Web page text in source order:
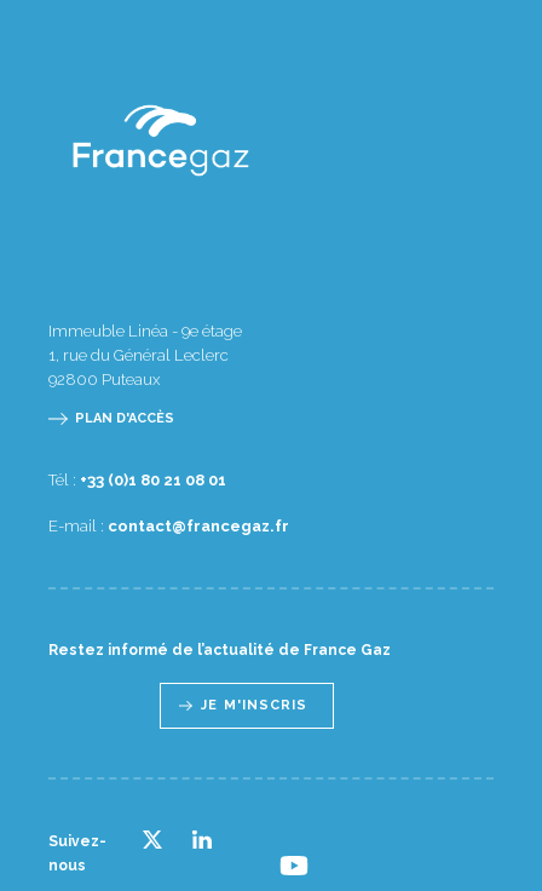
Immeuble Linéa - 9e étage
1, rue du Général Leclerc
92800 Puteaux
PLAN D'ACCÈS
Tél : 10 80 12 08 1(0) 33+
E-mail : rf.zagecnarf@tcatnoc
Restez informé de l’actualité de France Gaz
JE M'INSCRIS
Suivez-
nous